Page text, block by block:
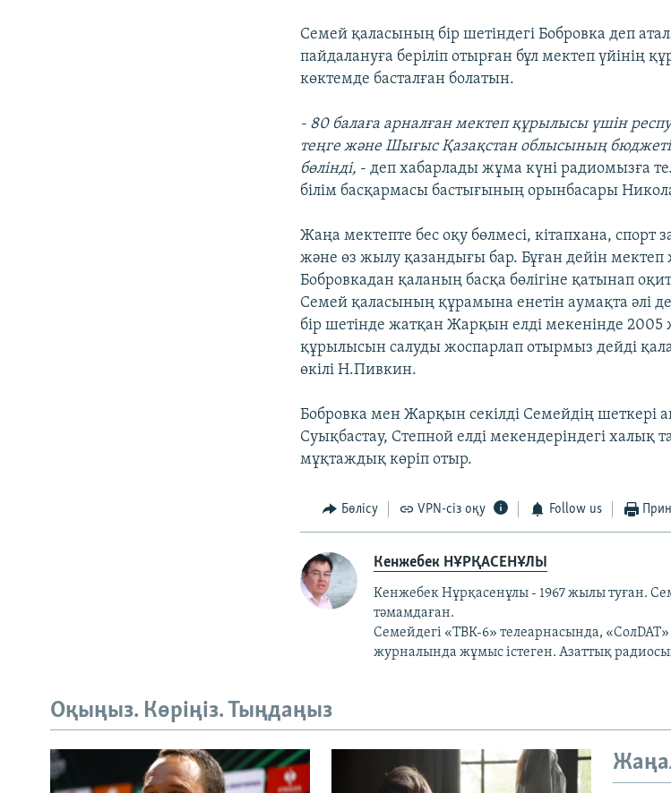
Семей қаласының бір шетіндегі Бобровка деп
пайдалануға беріліп отырған бұл мектеп
көктемде басталған болатын.
- 80 балаға арналған мектеп құрылысы үшін
теңге және Шығыс Қазақстан облысының
бөлінді, - деп хабарлады жұма күні радиомызға
білім басқармасы бастығының орынбасары
Жаңа мектепте бес оқу бөлмесі, кітапхана, спорт
және өз жылу қазандығы бар. Бұған дейін
Бобровкадан қаланың басқа бөлігіне қатынап
Семей қаласының құрамына енетін аумақта әлі
бір шетінде жатқан Жарқын елді мекенінде
құрылысын салуды жоспарлап отырмыз дейді
өкілі Н.Пивкин.
Бобровка мен Жарқын секілді Семейдің шеткері
Суықбастау, Степной елді мекендеріндегі халық
мұқтаждық көріп отыр.
Бөлісу VPN-сіз оқу Follow us
Кенжебек НҰРҚАСЕНҰЛЫ
Кенжебек Нұрқасенұлы - 1967 жылы туған.
тәмамдаған.
Семейдегі «ТВК-6» телеарнасында,
журналында жұмыс істеген. Азаттық
Оқыңыз. Көріңіз. Тыңдаңыз